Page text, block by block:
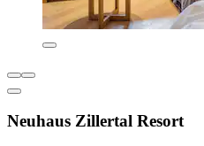
Neuhaus Zillertal Resort